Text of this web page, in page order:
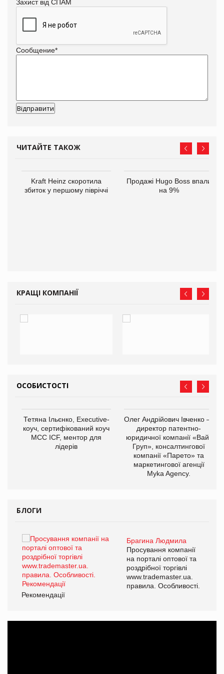
Захист від СПАМ
Сообщение*
ЧИТАЙТЕ ТАКОЖ
Kraft Heinz скоротила
збиток у першому півріччі
Продажі Hugo Boss впали
на 9%
КРАЩІ КОМПАНІЇ
ОСОБИСТОСТІ
Тетяна Ільєнко, Executive-
коуч, сертифікований коуч
МСС ICF, ментор для
лідерів
Олег Андрійович Івченко —
директор патентно-
юридичної компанії «Вайз
Груп», консалтингової
компанії «Парето» та
маркетингової агенції
Myka Agency.
БЛОГИ
Брагина Людмила
Просування компанії
на порталі оптової та
роздрібної торгівлі
www.trademaster.ua.
правила. Особливості.
Рекомендації